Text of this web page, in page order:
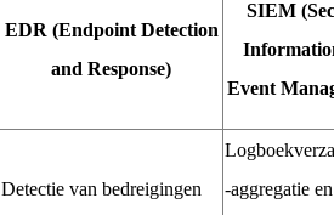
EDR (Endpoint Detection
and Response)
SIEM
Event
Detectie van bedreigingen
-aggregatie